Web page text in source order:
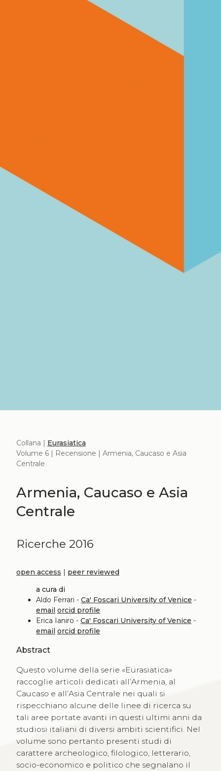
Collana | Eurasiatica
Volume 6 | Recensione | Armenia, Caucaso e Asia
Centrale
Armenia, Caucaso e Asia
Centrale
Ricerche 2016
open access | peer reviewed
a cura di
Aldo Ferrari - Ca' Foscari University of Venice -
email orcid profile
Erica Ianiro - Ca' Foscari University of Venice -
email orcid profile
Abstract
Questo volume della serie «Eurasiatica»
raccoglie articoli dedicati all’Armenia, al
Caucaso e all’Asia Centrale nei quali si
rispecchiano alcune delle linee di ricerca su
tali aree portate avanti in questi ultimi anni da
studiosi italiani di diversi ambiti scientifici. Nel
volume sono pertanto presenti studi di
carattere archeologico, filologico, letterario,
socio-economico e politico che segnalano il